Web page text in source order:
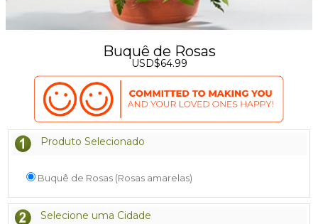
Buquê de Rosas
USD$64.99
Produto Selecionado
Buquê de Rosas (Rosas amarelas)
Selecione uma Cidade